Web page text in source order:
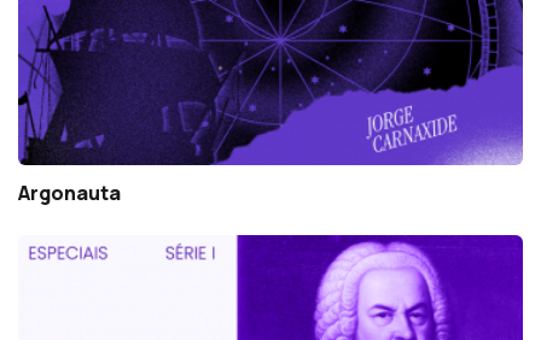
Argonauta